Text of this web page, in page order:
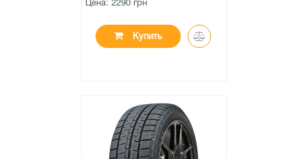
Цена: 2290 грн
Купить
в наличии
0 отзывов